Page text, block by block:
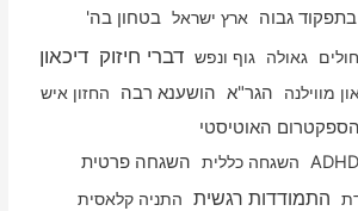
בתפקוד גבוה ארץ ישראל בטחון בה'
גאולה גוף ונפש דברי חיזוק דיכאון
מווילנה הגר"א הושענא רבה החזון איש
הספקטרום האוטיסטי
השגחה כללית השגחה פרטית
התמודדות רגשית התניה קלאסית